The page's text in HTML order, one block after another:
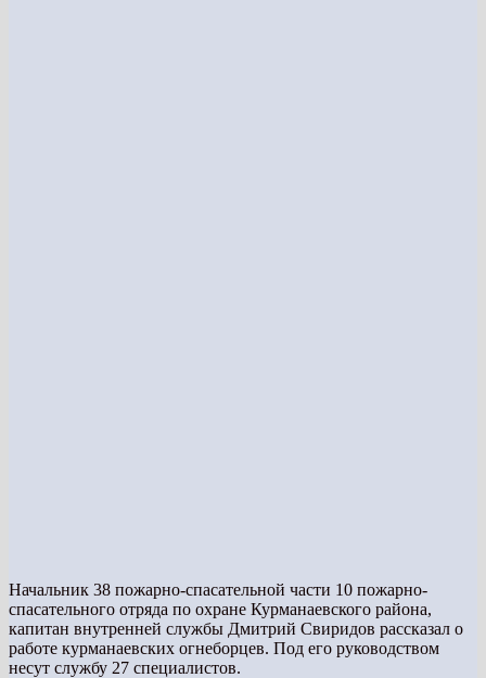
Начальник 38 пожарно-спасательной части 10 пожарно-
спасательного отряда по охране Курманаевского района,
капитан внутренней службы Дмитрий Свиридов рассказал о
работе курманаевских огнеборцев. Под его руководством
несут службу 27 специалистов.